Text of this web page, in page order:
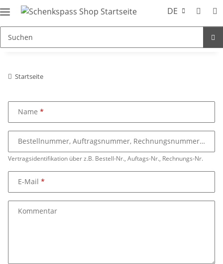
DE
Startseite
Name
Vertragsidentifikation über z.B. Bestell-Nr., Auftags-Nr., Rechnungs-Nr.
Bestellnummer, Auftragsnummer, Rechnungsnummer
E-Mail
Kommentar